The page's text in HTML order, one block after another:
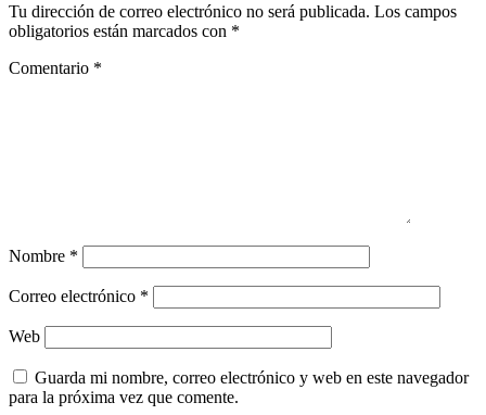
Tu dirección de correo electrónico no será publicada. Los campos
obligatorios están marcados con *
Comentario *
Nombre *
Correo electrónico *
Web
Guarda mi nombre, correo electrónico y web en este navegador
para la próxima vez que comente.